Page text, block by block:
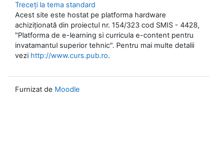
Treceți la tema standard
Acest site este hostat pe platforma hardware
achiziționată din proiectul nr. 154/323 cod SMIS - 4428,
"Platforma de e-learning si curricula e-content pentru
invatamantul superior tehnic". Pentru mai multe detalii
vezi http://www.curs.pub.ro.
Furnizat de Moodle